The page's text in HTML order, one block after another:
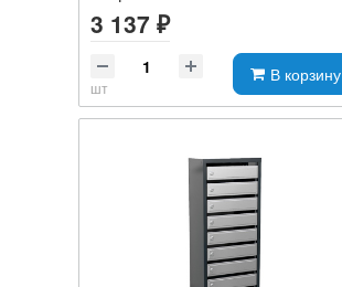
3 137 ₽
шт
В корзину